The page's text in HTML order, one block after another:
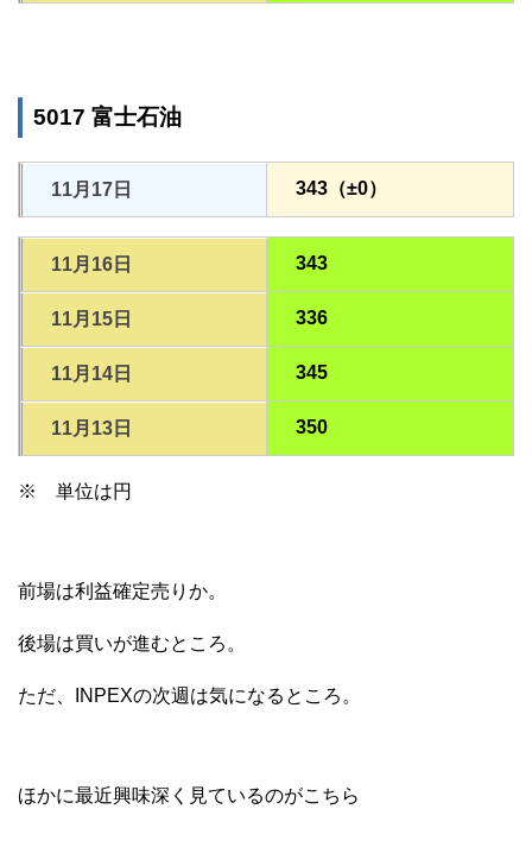
5017 富士石油
11月17日 343（±0）
11月16日 343
11月15日 336
11月14日 345
11月13日 350
※ 単位は円
前場は利益確定売りか。
後場は買いが進むところ。
ただ、INPEXの次週は気になるところ。
ほかに最近興味深く見ているのがこちら